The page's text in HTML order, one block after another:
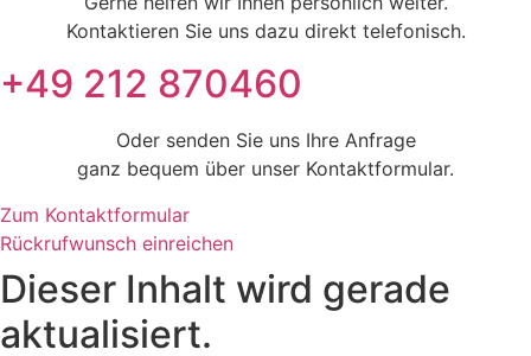
Kontaktieren Sie uns dazu direkt telefonisch.
+49 212 870460
Oder senden Sie uns Ihre Anfrage
ganz bequem über unser Kontaktformular.
Zum Kontaktformular
Rückrufwunsch einreichen
Dieser Inhalt wird gerade
aktualisiert.